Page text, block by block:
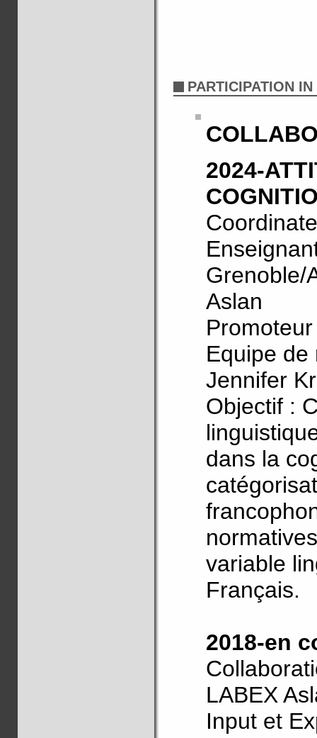
PARTICIPATION
2024-
Grenoble/
Aslan
Equipe de
Jennifer
Objectif :
dans la
variable
Français.
2018-en
LABEX
Input et